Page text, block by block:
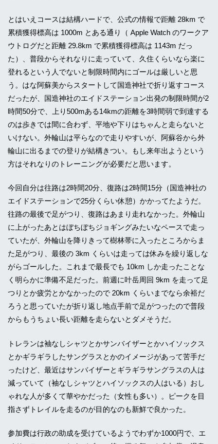
とはいえコースは結構ハードで、公式の情報で距離 28km で
累積獲得標高は 1000m とある通り（ Apple Watch のワークア
ウトログだと距離 29.8km で累積獲得標高は 1143m だっ
た）、普段からそれなりに走っていて、久住くらいなら楽に
登れるという人でないと制限時間内にゴールは厳しいと思
う。はな阿蘇美からスタートして国造神社で折り返すコース
だったが、国造神社のエイドステーション出発の制限時間が2
時間50分で、上り500mある14kmの距離を3時間弱で到達する
のは歩きでは間に合わず、平地や下りはちゃんと走らないと
いけない。外輪山は平らなので走りやすいが、阿蘇谷から外
輪山に出るまでの登りが結構きつい。もし来年出ようという
方はそれなりのトレーニングが必要だと思います。
今回自分は往路は2時間20分、復路は2時間15分（国造神社の
エイドステーションで25分くらい休憩）かかってたようだ。
往路の最後で足がつり、復路はあまり走れなかった。外輪山
に上がったあとはぼちぼちジョギングみたいなペースで走っ
ていたが、外輪山を降りきって樹林帯に入ったところからま
た足がつり、最後の 3km くらいは走っては休みを繰り返しな
がらゴールした。これまで最長でも 10km しか走ったことな
く明らかに準備不足だった。前週に叶岳周回 9km を走って足
つりとか疲労とかなかったので 20km くらいまでなら余裕だ
ろうと思っていたが折り返し地点手前で足がつったので普段
からもうちょい長い距離を走らないとダメそうだ。
トレランは袖なしシャツとかサンバイザーとかハイソックス
とかギラギラしたサングラスとかのイメージがあって苦手だ
ったけど、最近はサンバイザーとギラギラサングラスの人は
減っていて（袖なしシャツとハイソックスの人はいる）おし
ゃれな人が多くて華やかだった（女性も多い）。ピークを目
指さずトレイルを走るのが目的なのも新鮮で良かった。
参加費は行政の助成を受けているようでわずか1000円で、エ